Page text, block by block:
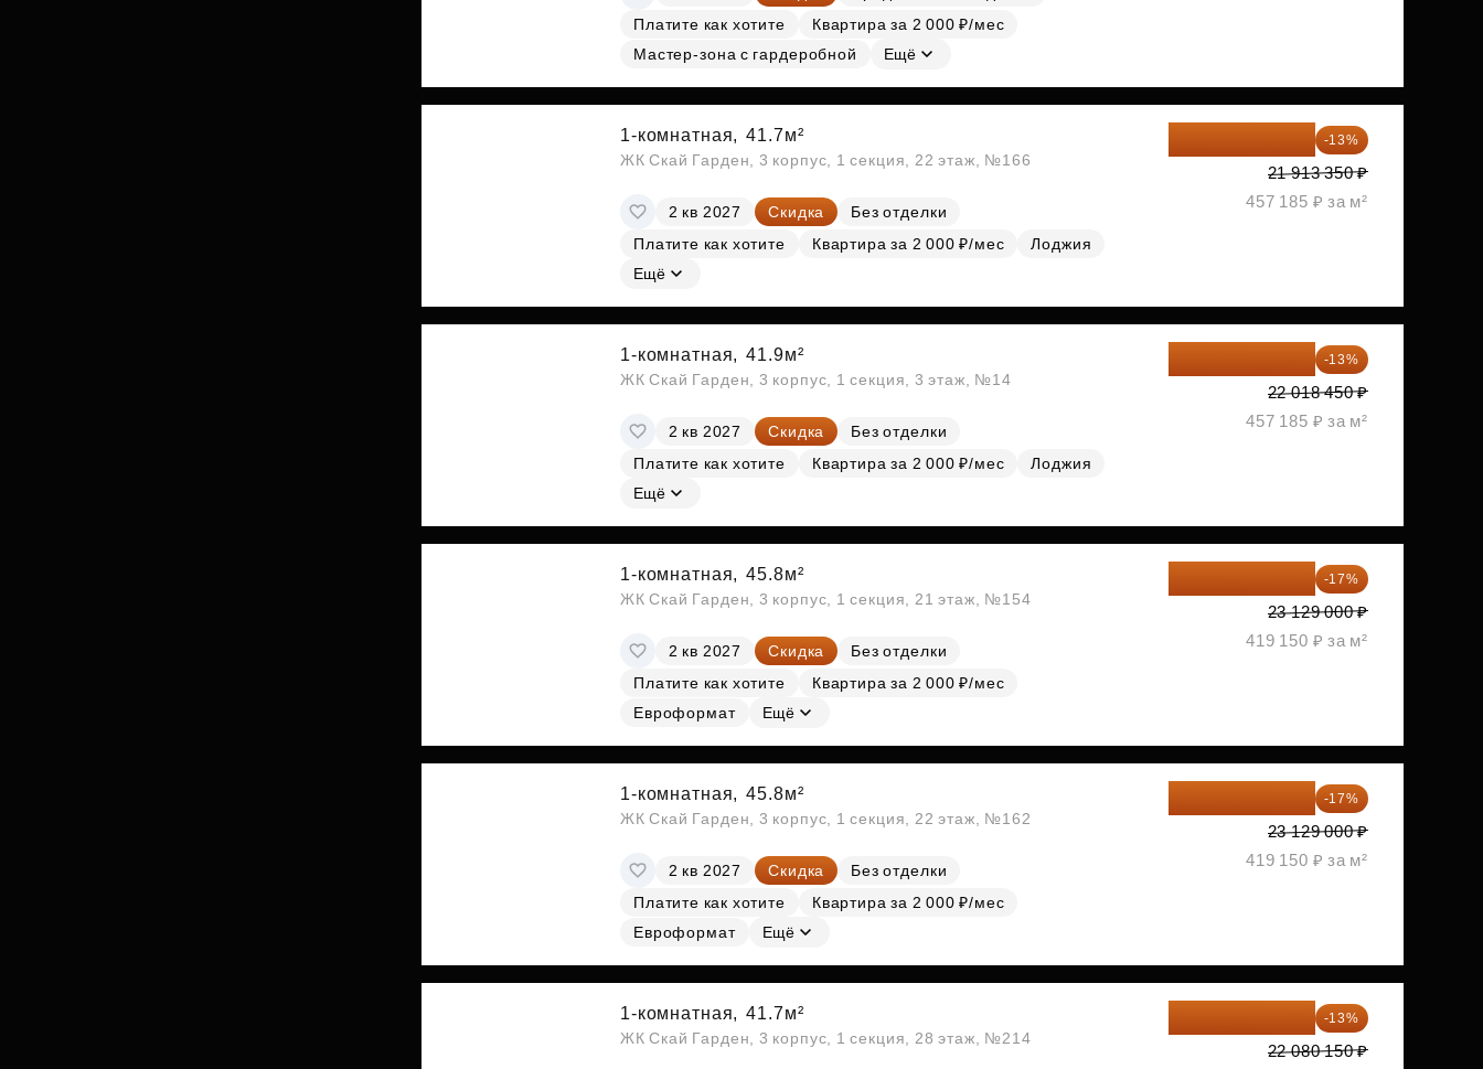
Платите как хотите
Квартира за 2 000 ₽/мес
Мастер-зона с гардеробной
Ещё
1-комнатная, 41.7м²
ЖК Скай Гарден, 3 корпус, 1 секция, 22 этаж, №166
2 кв 2027 Скидка
Без отделки
Платите как хотите
Квартира за 2 000 ₽/мес
Лоджия
Ещё
-13%
21 913 350 ₽
457 185 ₽ за м²
1-комнатная, 41.9м²
ЖК Скай Гарден, 3 корпус, 1 секция, 3 этаж, №14
2 кв 2027 Скидка
Без отделки
Платите как хотите
Квартира за 2 000 ₽/мес
Лоджия
Ещё
-13%
22 018 450 ₽
457 185 ₽ за м²
1-комнатная, 45.8м²
ЖК Скай Гарден, 3 корпус, 1 секция, 21 этаж, №154
2 кв 2027 Скидка
Без отделки
Платите как хотите
Квартира за 2 000 ₽/мес
Евроформат
Ещё
-17%
23 129 000 ₽
419 150 ₽ за м²
1-комнатная, 45.8м²
ЖК Скай Гарден, 3 корпус, 1 секция, 22 этаж, №162
2 кв 2027 Скидка
Без отделки
Платите как хотите
Квартира за 2 000 ₽/мес
Евроформат
Ещё
-17%
23 129 000 ₽
419 150 ₽ за м²
1-комнатная, 41.7м²
ЖК Скай Гарден, 3 корпус, 1 секция, 28 этаж, №214
-13%
22 080 150 ₽